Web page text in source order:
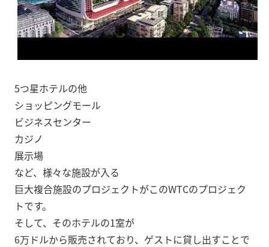
5つ星ホテルの他
ショッピングモール
ビジネスセンター
カジノ
展示場
など、様々な施設が入る
巨大複合施設のプロジェクトがこのWTCのプロジェク
トです。
そして、そのホテルの1室が
6万ドルから販売されており、ゲストに貸し出すことで